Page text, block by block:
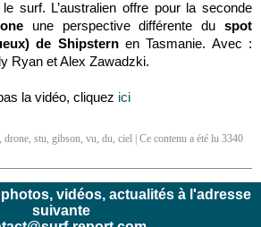
surf. L’australien offre pour la seconde
une perspective différente duspot
de Shipsternen Tasmanie. Avec :
Ryan et Alex Zawadzki.
la vidéo, cliquez ici
, drone, stu, gibson, vu, du, ciel | Ce contenu a été lu 3340
vidéos, actualités à l'adresse
suivante